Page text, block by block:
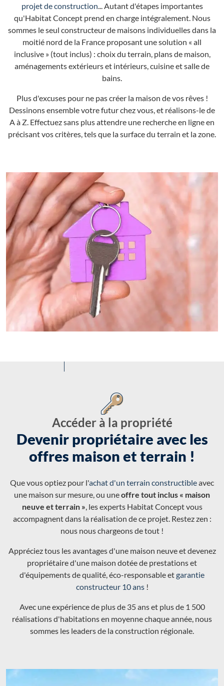
projet de construction... Autant d'étapes importantes
qu'Habitat Concept prend en charge intégralement. Nous
sommes le seul constructeur de maisons individuelles dans la
moitié nord de la France proposant une solution « all
inclusive » (tout inclus) : choix du terrain, plans de maison,
aménagements extérieurs et intérieurs, cuisine et salle de
bains.
Plus d'excuses pour ne pas créer la maison de vos rêves !
Dessinons ensemble votre futur chez vous, et réalisons-le de
A à Z. Effectuez sans plus attendre une recherche en ligne en
précisant vos critères, tels que la surface du terrain et la zone.
Accéder à la propriété
Devenir propriétaire avec les
offres maison et terrain !
Que vous optiez pour l'achat d'un terrain constructibleavec
une maison sur mesure, ou uneoffre tout inclus « maison
neuve et terrain », les experts Habitat Concept vous
accompagnent dans la réalisation de ce projet. Restez zen :
nous nous chargeons de tout !
Appréciez tous les avantages d'une maison neuve et devenez
propriétaire d'une maison dotée de prestations et
d'équipements de qualité, éco-responsable etgarantie
constructeur 10 ans!
Avec une expérience de plus de 35 ans et plus de 1 500
réalisations d'habitations en moyenne chaque année, nous
sommes les leaders de la construction régionale.